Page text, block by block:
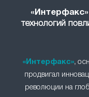
технологий
«Интерфакс»,
продвигал
революции на